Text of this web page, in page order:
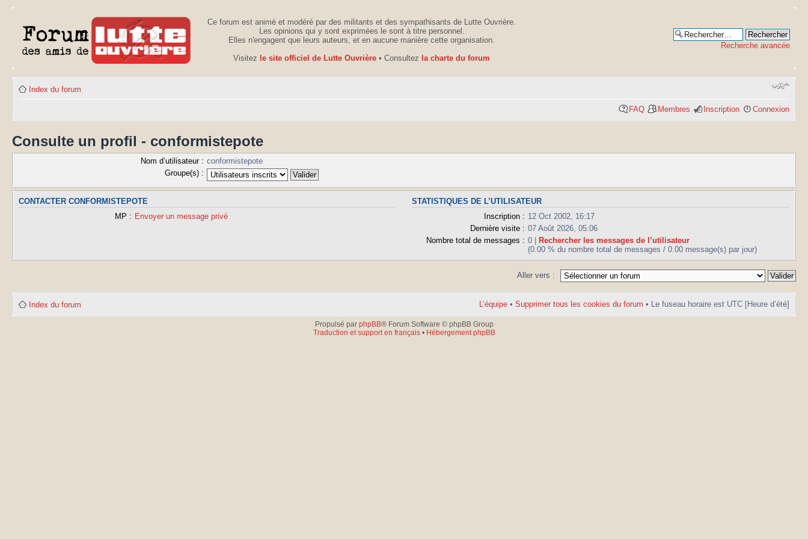
Ce forum est animé et modéré par des militants et des sympathisants de Lutte Ouvrière.
Les opinions qui y sont exprimées le sont à titre personnel.
Elles n'engagent que leurs auteurs, et en aucune manière cette organisation.
Visitez le site officiel de Lutte Ouvrière • Consultez la charte du forum
Recherche avancée
Index du forum
FAQ Membres Inscription Connexion
Consulte un profil - conformistepote
Nom d’utilisateur : conformistepote
Groupe(s) :
CONTACTER CONFORMISTEPOTE
MP : Envoyer un message privé
STATISTIQUES DE L’UTILISATEUR
Inscription : 12 Oct 2002, 16:17
Dernière visite : 07 Août 2026, 05:06
Nombre total de messages : 0 |Rechercher les messages de l’utilisateur
(0.00 % du nombre total de messages / 0.00 message(s) par jour)
Aller vers :
Index du forum L’équipe • Supprimer tous les cookies du forum • Le fuseau horaire est UTC [Heure d’été]
Propulsé par phpBB® Forum Software © phpBB Group
Traduction et support en français• Hébergement phpBB